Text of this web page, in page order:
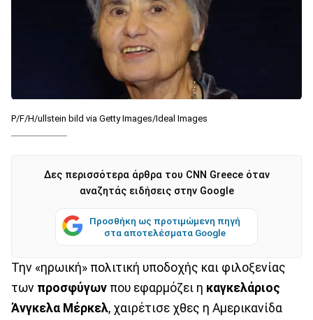
P/F/H/ullstein bild via Getty Images/Ideal Images
Δες περισσότερα άρθρα του CNN Greece όταν
αναζητάς ειδήσεις στην Google
Προσθήκη ως προτιμώμενη πηγή
στα αποτελέσματα Google
Την «ηρωική» πολιτική υποδοχής και φιλοξενίας
των προσφύγων που εφαρμόζει η καγκελάριος
Άνγκελα Μέρκελ, χαιρέτισε χθες η Αμερικανίδα